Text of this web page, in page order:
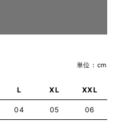
単位：cm
L XL XXL
04 05 06